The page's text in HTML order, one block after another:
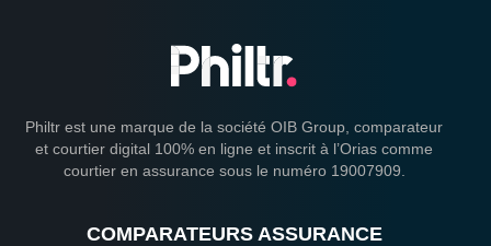
Philtr est une marque de la société OIB Group, comparateur
et courtier digital 100% en ligne et inscrit à l’Orias comme
courtier en assurance sous le numéro 19007909.
COMPARATEURS ASSURANCE